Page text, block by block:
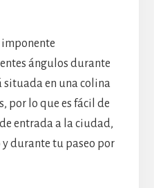
imponente
ángulos durante
situada en una colina
por lo que es fácil de
entrada a la ciudad,
durante tu paseo por